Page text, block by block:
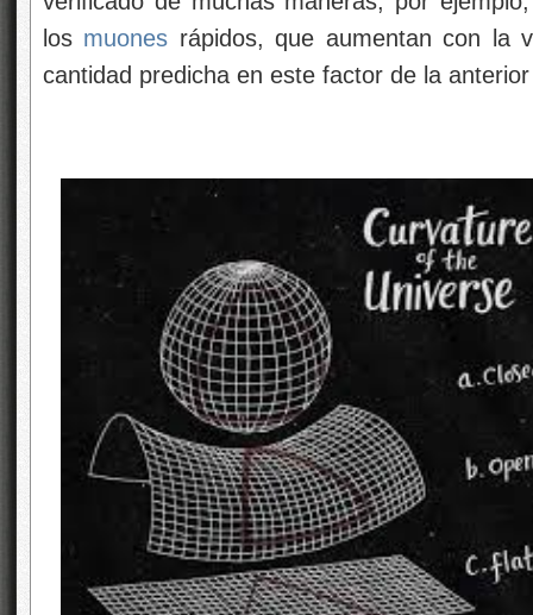
los muones rápidos, que aumentan con la
cantidad predicha en este factor de la